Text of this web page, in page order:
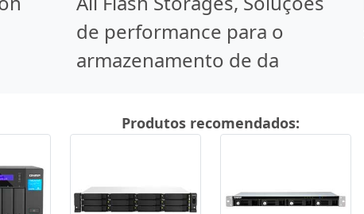
de performance para o
armazenamento de da
Produtos recomendados: